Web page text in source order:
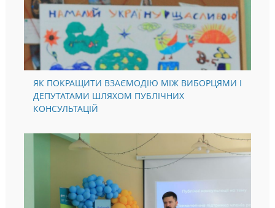
ЯК ПОКРАЩИТИ ВЗАЄМОДІЮ МІЖ ВИБОРЦЯМИ І
ДЕПУТАТАМИ ШЛЯХОМ ПУБЛІЧНИХ
КОНСУЛЬТАЦІЙ